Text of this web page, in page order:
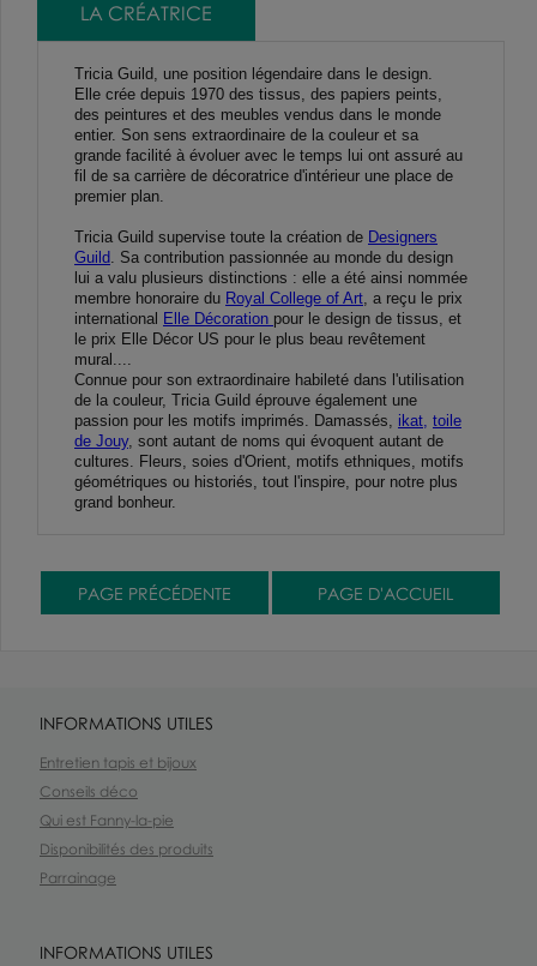
LA CRÉATRICE
Tricia Guild, une position légendaire dans le design.
Elle crée depuis 1970 des tissus, des papiers peints,
des peintures et des meubles vendus dans le monde
entier. Son sens extraordinaire de la couleur et sa
grande facilité à évoluer avec le temps lui ont assuré au
fil de sa carrière de décoratrice d'intérieur une place de
premier plan.
Tricia Guild supervise toute la création de Designers
Guild. Sa contribution passionnée au monde du design
lui a valu plusieurs distinctions : elle a été ainsi nommée
membre honoraire du Royal College of Art, a reçu le prix
international Elle Décoration pour le design de tissus, et
le prix Elle Décor US pour le plus beau revêtement
mural....
Connue pour son extraordinaire habileté dans l'utilisation
de la couleur, Tricia Guild éprouve également une
passion pour les motifs imprimés. Damassés, ikat, toile
de Jouy, sont autant de noms qui évoquent autant de
cultures. Fleurs, soies d'Orient, motifs ethniques, motifs
géométriques ou historiés, tout l'inspire, pour notre plus
grand bonheur.
INFORMATIONS UTILES
Entretien tapis et bijoux
Conseils déco
Qui est Fanny-la-pie
Disponibilités des produits
Parrainage
INFORMATIONS UTILES